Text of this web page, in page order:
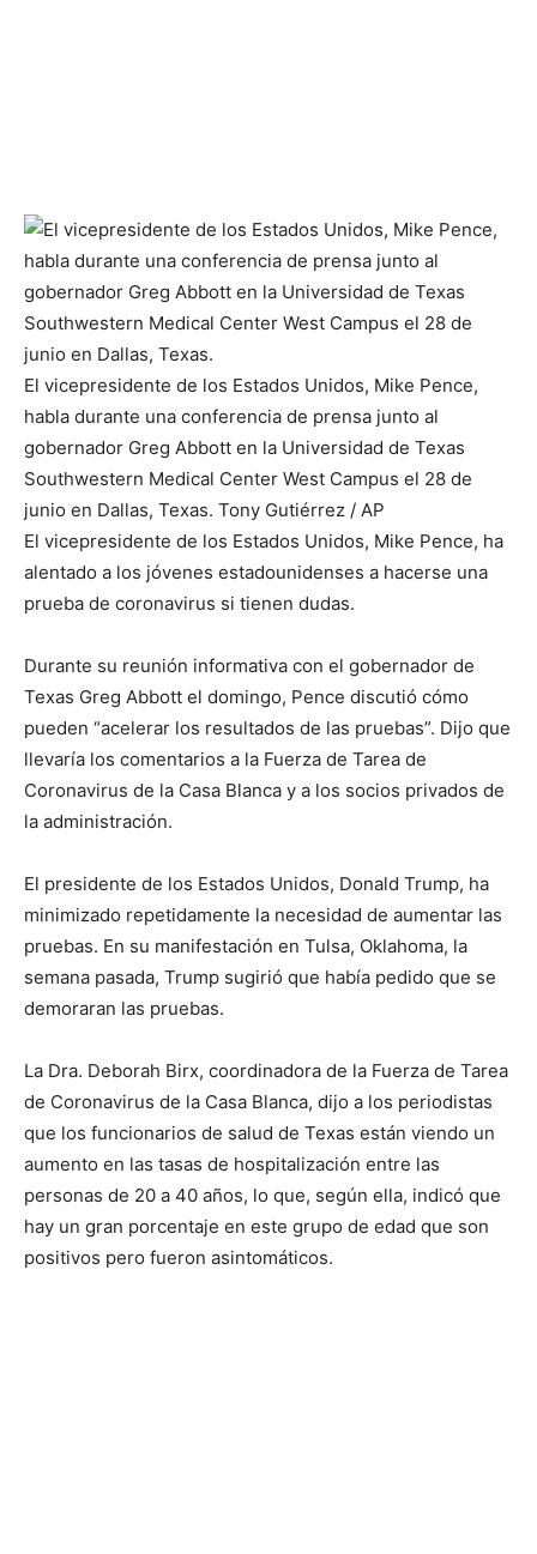
El vicepresidente de los Estados Unidos, Mike Pence,
habla durante una conferencia de prensa junto al
gobernador Greg Abbott en la Universidad de Texas
Southwestern Medical Center West Campus el 28 de
junio en Dallas, Texas. Tony Gutiérrez / AP
El vicepresidente de los Estados Unidos, Mike Pence, ha
alentado a los jóvenes estadounidenses a hacerse una
prueba de coronavirus si tienen dudas.
Durante su reunión informativa con el gobernador de
Texas Greg Abbott el domingo, Pence discutió cómo
pueden “acelerar los resultados de las pruebas”. Dijo que
llevaría los comentarios a la Fuerza de Tarea de
Coronavirus de la Casa Blanca y a los socios privados de
la administración.
El presidente de los Estados Unidos, Donald Trump, ha
minimizado repetidamente la necesidad de aumentar las
pruebas. En su manifestación en Tulsa, Oklahoma, la
semana pasada, Trump sugirió que había pedido que se
demoraran las pruebas.
La Dra. Deborah Birx, coordinadora de la Fuerza de Tarea
de Coronavirus de la Casa Blanca, dijo a los periodistas
que los funcionarios de salud de Texas están viendo un
aumento en las tasas de hospitalización entre las
personas de 20 a 40 años, lo que, según ella, indicó que
hay un gran porcentaje en este grupo de edad que son
positivos pero fueron asintomáticos.